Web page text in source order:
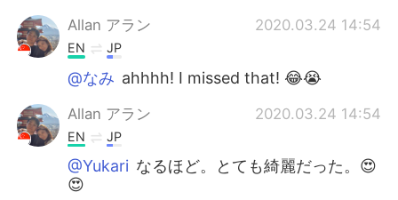
Allan アラン 2020.03.24 14:54
EN JP
@なみ ahhhh! I missed that! 😂😭
Allan アラン 2020.03.24 14:54
EN JP
@Yukari なるほど。とても綺麗だった。😍
😍